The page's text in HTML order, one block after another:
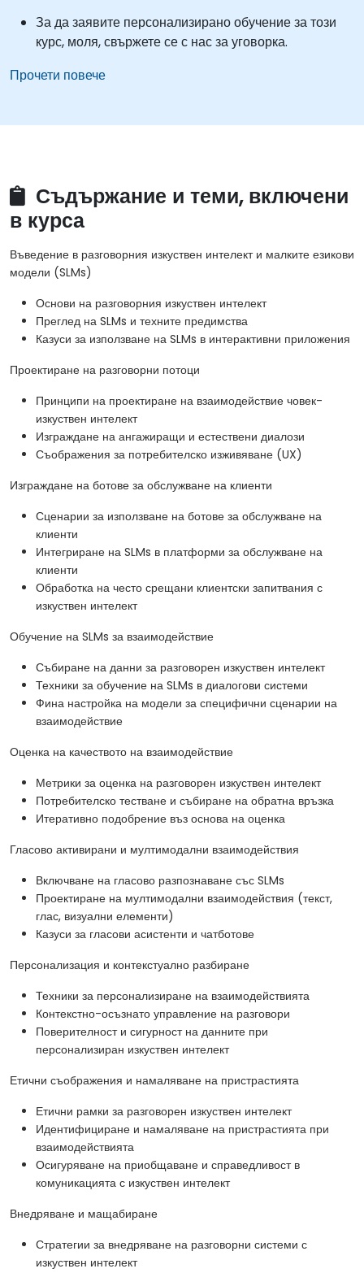
За да заявите персонализирано обучение за този
курс, моля, свържете се с нас за уговорка.
Прочети повече
Съдържание и теми, включени
в курса
Въведение в разговорния изкуствен интелект и малките езикови
модели (SLMs)
Основи на разговорния изкуствен интелект
Преглед на SLMs и техните предимства
Казуси за използване на SLMs в интерактивни приложения
Проектиране на разговорни потоци
Принципи на проектиране на взаимодействие човек-
изкуствен интелект
Изграждане на ангажиращи и естествени диалози
Съображения за потребителско изживяване (UX)
Изграждане на ботове за обслужване на клиенти
Сценарии за използване на ботове за обслужване на
клиенти
Интегриране на SLMs в платформи за обслужване на
клиенти
Обработка на често срещани клиентски запитвания с
изкуствен интелект
Обучение на SLMs за взаимодействие
Събиране на данни за разговорен изкуствен интелект
Техники за обучение на SLMs в диалогови системи
Фина настройка на модели за специфични сценарии на
взаимодействие
Оценка на качеството на взаимодействие
Метрики за оценка на разговорен изкуствен интелект
Потребителско тестване и събиране на обратна връзка
Итеративно подобрение въз основа на оценка
Гласово активирани и мултимодални взаимодействия
Включване на гласово разпознаване със SLMs
Проектиране на мултимодални взаимодействия (текст,
глас, визуални елементи)
Казуси за гласови асистенти и чатботове
Персонализация и контекстуално разбиране
Техники за персонализиране на взаимодействията
Контекстно-осъзнато управление на разговори
Поверителност и сигурност на данните при
персонализиран изкуствен интелект
Етични съображения и намаляване на пристрастията
Етични рамки за разговорен изкуствен интелект
Идентифициране и намаляване на пристрастията при
взаимодействията
Осигуряване на приобщаване и справедливост в
комуникацията с изкуствен интелект
Внедряване и мащабиране
Стратегии за внедряване на разговорни системи с
изкуствен интелект